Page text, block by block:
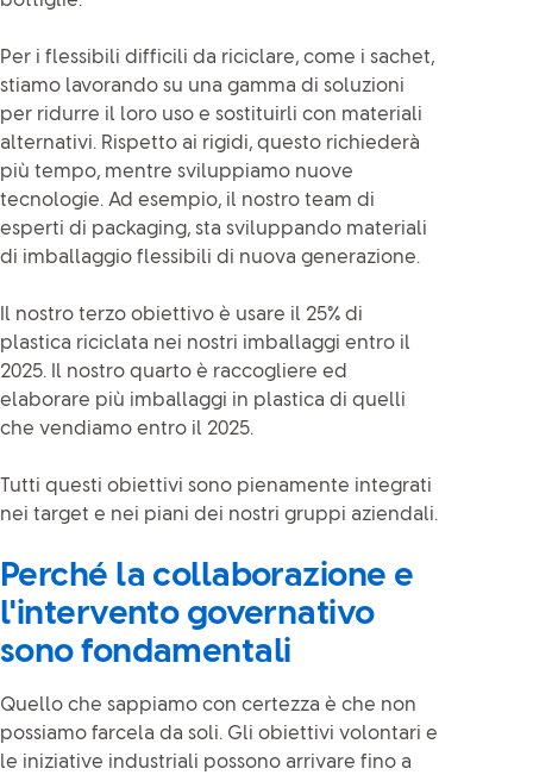
Per i flessibili difficili da riciclare, come i sachet,
stiamo lavorando su una gamma di soluzioni
per ridurre il loro uso e sostituirli con materiali
alternativi. Rispetto ai rigidi, questo richiederà
più tempo, mentre sviluppiamo nuove
tecnologie. Ad esempio, il nostro team di
esperti di packaging, sta sviluppando materiali
di imballaggio flessibili di nuova generazione.
Il nostro terzo obiettivo è usare il 25% di
plastica riciclata nei nostri imballaggi entro il
2025. Il nostro quarto è raccogliere ed
elaborare più imballaggi in plastica di quelli
che vendiamo entro il 2025.
Tutti questi obiettivi sono pienamente integrati
nei target e nei piani dei nostri gruppi aziendali.
Perché la collaborazione e
l'intervento governativo
sono fondamentali
Quello che sappiamo con certezza è che non
possiamo farcela da soli. Gli obiettivi volontari e
le iniziative industriali possono arrivare fino a